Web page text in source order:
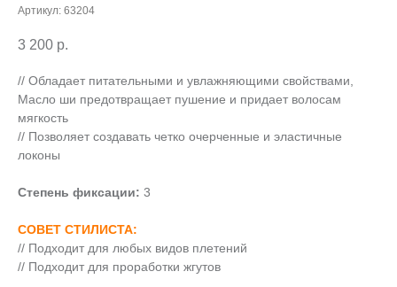
Артикул: 63204
3 200 р.
// Обладает питательными и увлажняющими свойствами,
Масло ши предотвращает пушение и придает волосам
мягкость
// Позволяет создавать четко очерченные и эластичные
локоны
Степень фиксации: 3
СОВЕТ СТИЛИСТА:
// Подходит для любых видов плетений
// Подходит для проработки жгутов